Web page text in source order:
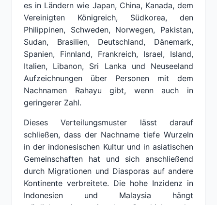
es in Ländern wie Japan, China, Kanada, dem
Vereinigten Königreich, Südkorea, den
Philippinen, Schweden, Norwegen, Pakistan,
Sudan, Brasilien, Deutschland, Dänemark,
Spanien, Finnland, Frankreich, Israel, Island,
Italien, Libanon, Sri Lanka und Neuseeland
Aufzeichnungen über Personen mit dem
Nachnamen Rahayu gibt, wenn auch in
geringerer Zahl.
Dieses Verteilungsmuster lässt darauf
schließen, dass der Nachname tiefe Wurzeln
in der indonesischen Kultur und in asiatischen
Gemeinschaften hat und sich anschließend
durch Migrationen und Diasporas auf andere
Kontinente verbreitete. Die hohe Inzidenz in
Indonesien und Malaysia hängt